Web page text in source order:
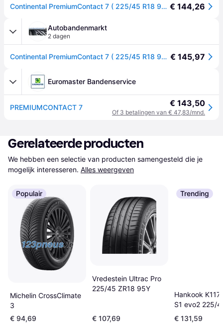
Continental PremiumContact 7 ( 225/45 R18 95Y XL EVc, met velgrandbescherming ) € 144,26
Autobandenmarkt
2 dagen
Continental PremiumContact 7 ( 225/45 R18 95Y XL EVc, met velgrandbescherming ) € 145,97
Euromaster Bandenservice
PREMIUMCONTACT 7 € 143,50
Of 3 betalingen van € 47,83/mnd.
Gerelateerde producten
We hebben een selectie van producten samengesteld die je
mogelijk interesseren. Alles weergeven
Populair
Michelin CrossClimate
3
€ 94,69
Vredestein Ultrac Pro
225/45 ZR18 95Y
€ 107,69
Trending
Hankook K117
S1 evo2 225/
95Y XL
€ 131,59